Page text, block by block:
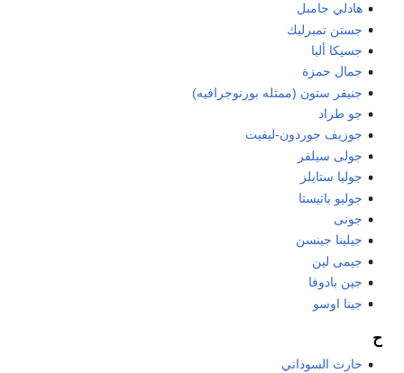
هادلي جامبل
جستن تمبرليك
جسيكا ألبا
جمال حمزة
جنيفر ستون (ممثله بورنوجرافيه)
جو طراد
جوزيف جوردون-ليفيت
جولى سيلفر
جوليا ستايلز
جوليو باتيستا
جونى
جيلينا جينسن
جيمى لين
جين بادوفا
جينا اوسو
ح
حارث السوداني